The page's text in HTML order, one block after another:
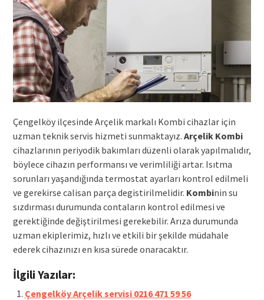
Çengelköy ilçesinde Arçelik markalı Kombi cihazlar için
uzman teknik servis hizmeti sunmaktayız. Arçelik Kombi
cihazlarının periyodik bakımları düzenli olarak yapılmalıdır,
böylece cihazın performansı ve verimliliği artar. Isıtma
sorunları yaşandığında termostat ayarları kontrol edilmeli
ve gerekirse calisan parça degistirilmelidir. Kombinin su
sızdırması durumunda contaların kontrol edilmesi ve
gerektiğinde değiştirilmesi gerekebilir. Arıza durumunda
uzman ekiplerimiz, hızlı ve etkili bir şekilde müdahale
ederek cihazınızı en kısa sürede onaracaktır.
İlgili Yazılar:
Çengelköy Arçelik servisi 0216 471 59 56